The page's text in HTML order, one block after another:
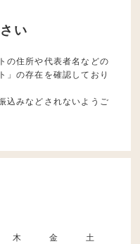
い
の住所や代表者名などの
」の存在を確認しており
込みなどされないようご
木 金
土